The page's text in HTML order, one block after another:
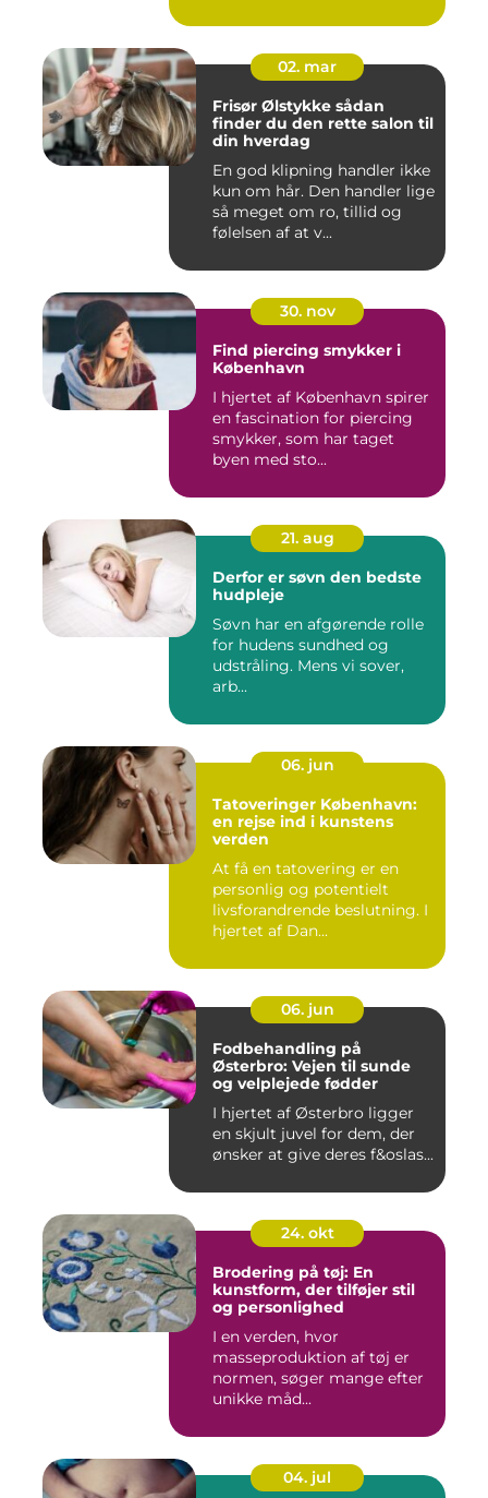
02. mar
Frisør Ølstykke sådan
finder du den rette salon til
din hverdag
En god klipning handler ikke
kun om hår. Den handler lige
så meget om ro, tillid og
følelsen af at v...
30. nov
Find piercing smykker i
København
I hjertet af København spirer
en fascination for piercing
smykker, som har taget
byen med sto...
21. aug
Derfor er søvn den bedste
hudpleje
Søvn har en afgørende rolle
for hudens sundhed og
udstråling. Mens vi sover,
arb...
06. jun
Tatoveringer København:
en rejse ind i kunstens
verden
At få en tatovering er en
personlig og potentielt
livsforandrende beslutning. I
hjertet af Dan...
06. jun
Fodbehandling på
Østerbro: Vejen til sunde
og velplejede fødder
I hjertet af Østerbro ligger
en skjult juvel for dem, der
ønsker at give deres f&oslas...
24. okt
Brodering på tøj: En
kunstform, der tilføjer stil
og personlighed
I en verden, hvor
masseproduktion af tøj er
normen, søger mange efter
unikke måd...
04. jul